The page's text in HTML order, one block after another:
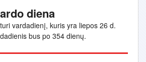
diena
vardadienį, kuris yra liepos 26 d.
bus po 354 dienų.